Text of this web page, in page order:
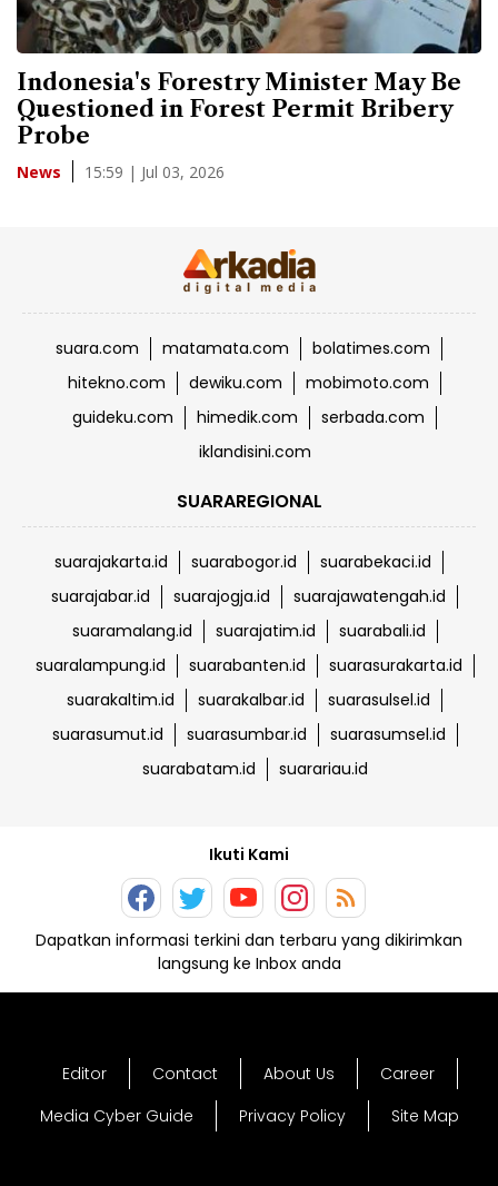
Indonesia's Forestry Minister May Be
Questioned in Forest Permit Bribery
Probe
News 15:59 | Jul 03, 2026
suara.com matamata.com
bolatimes.com
hitekno.com
dewiku.com
mobimoto.com
guideku.com
himedik.com
serbada.com
iklandisini.com
SUARAREGIONAL
suarajakarta.id suarabogor.id
suarabekaci.id
suarajabar.id
suarajogja.id
suarajawatengah.id
suaramalang.id
suarajatim.id
suarabali.id
suaralampung.id
suarabanten.id
suarasurakarta.id
suarakaltim.id
suarakalbar.id
suarasulsel.id
suarasumut.id
suarasumbar.id
suarasumsel.id
suarabatam.id
suarariau.id
Ikuti Kami
Dapatkan informasi terkini dan terbaru yang dikirimkan
langsung ke Inbox anda
Editor Contact About Us
Career
Media Cyber Guide
Privacy Policy Site Map